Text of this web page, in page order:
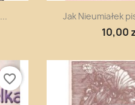
Szybki
Jak Nieumiałek
10,00
favorite_border